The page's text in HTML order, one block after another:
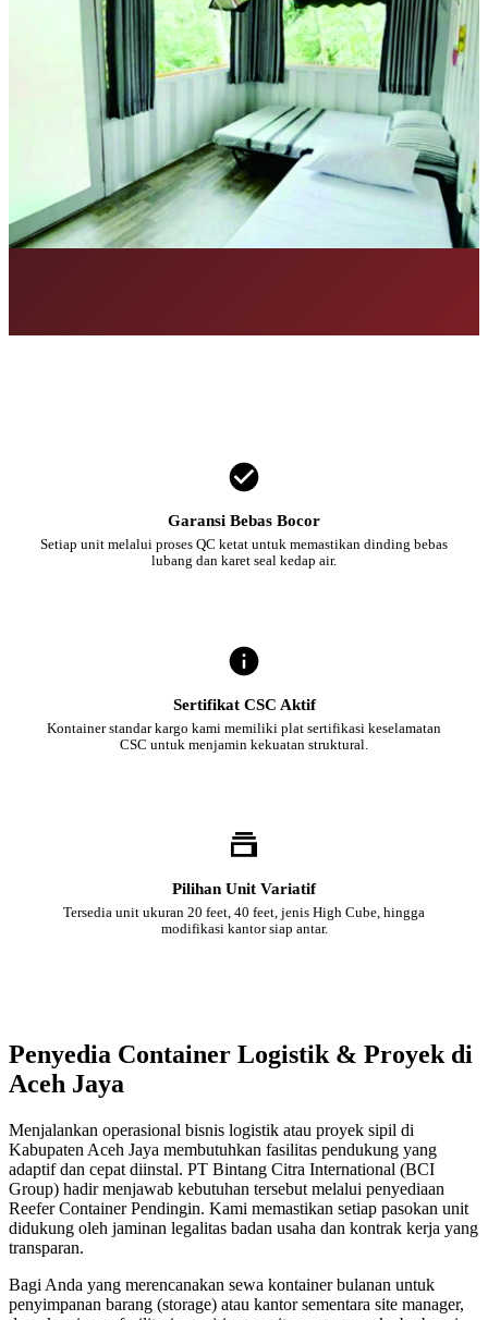
Garansi Bebas Bocor
Setiap unit melalui proses QC ketat untuk memastikan dinding bebas
lubang dan karet seal kedap air.
Sertifikat CSC Aktif
Kontainer standar kargo kami memiliki plat sertifikasi keselamatan
CSC untuk menjamin kekuatan struktural.
Pilihan Unit Variatif
Tersedia unit ukuran 20 feet, 40 feet, jenis High Cube, hingga
modifikasi kantor siap antar.
Penyedia Container Logistik & Proyek di
Aceh Jaya
Menjalankan operasional bisnis logistik atau proyek sipil di
Kabupaten Aceh Jaya membutuhkan fasilitas pendukung yang
adaptif dan cepat diinstal. PT Bintang Citra International (BCI
Group) hadir menjawab kebutuhan tersebut melalui penyediaan
Reefer Container Pendingin. Kami memastikan setiap pasokan unit
didukung oleh jaminan legalitas badan usaha dan kontrak kerja yang
transparan.
Bagi Anda yang merencanakan sewa kontainer bulanan untuk
penyimpanan barang (storage) atau kantor sementara site manager,